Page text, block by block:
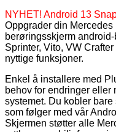
NYHET! Android 13
Oppgrader din
berøringsskjerm
Sprinter, Vito, VW Crafter
nyttige funksjoner.
Enkel å installere med
behov for endringer
systemet. Du kobler
som følger med vår
Skjermen støtter alle